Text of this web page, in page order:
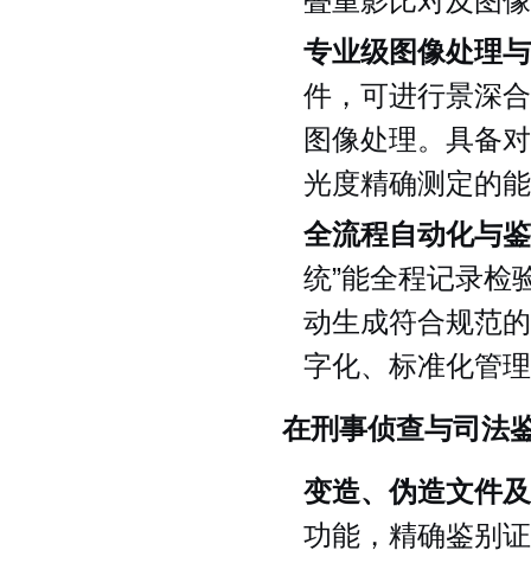
专业级图像处理
件，可进行景深
图像处理。具备
光度精确测定的
全流程自动化与
统”能全程记录检
动生成符合规范
字化、标准化管
在刑事侦查与司法
变造、伪造文件
功能，精确鉴别